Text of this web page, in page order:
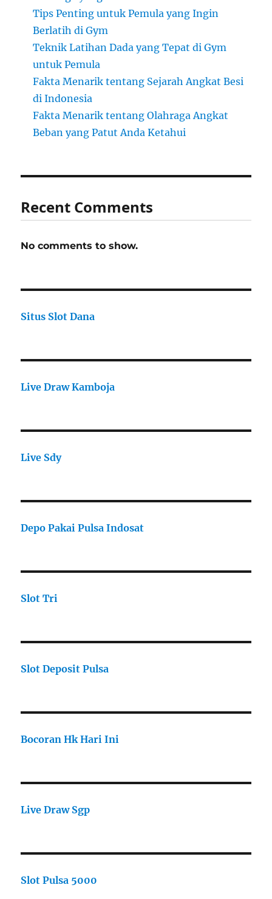
Tips Penting untuk Pemula yang Ingin
Berlatih di Gym
Teknik Latihan Dada yang Tepat di Gym
untuk Pemula
Fakta Menarik tentang Sejarah Angkat Besi
di Indonesia
Fakta Menarik tentang Olahraga Angkat
Beban yang Patut Anda Ketahui
Recent Comments
No comments to show.
Situs Slot Dana
Live Draw Kamboja
Live Sdy
Depo Pakai Pulsa Indosat
Slot Tri
Slot Deposit Pulsa
Bocoran Hk Hari Ini
Live Draw Sgp
Slot Pulsa 5000